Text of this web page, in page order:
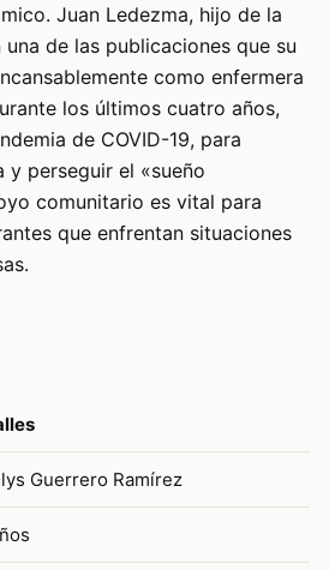
Juan Ledezma, hijo de la
de las publicaciones que su
como enfermera
los últimos cuatro años,
de COVID-19, para
y perseguir el «sueño
comunitario es vital para
que enfrentan situaciones
Guerrero Ramírez